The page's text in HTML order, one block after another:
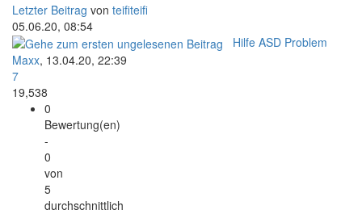
Letzter Beitrag von teifiteifi
05.06.20, 08:54
Hilfe ASD Problem
Maxx, 13.04.20, 22:39
7
19,538
0
Bewertung(en)
-
0
von
5
durchschnittlich